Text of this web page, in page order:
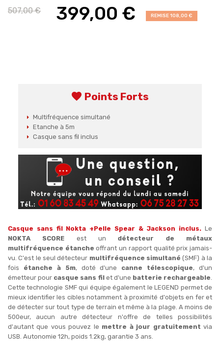
507,00 € 399,00 € REMISE 108,00 €
favorite Points Forts
Multifréquence simultané
Etanche à 5m
Casque sans fil inclus
Casque sans fil Nokta +Pelle Spear & Jackson inclus. Le
NOKTA SCORE est undétecteur de métaux
multifréquence étanche offrant un rapport qualité prix jamais-
vu. C'est le seul détecteur multifréquence simultané (SMF) à la
fois étanche à 5m, doté d'une canne télescopique, d'un
émetteur pour casque sans filet d'une batterie rechargeable
Cette technologie SMF qui équipe également le LEGEND permet de
mieux identifier les cibles notamment à proximité d'objets en fer et
de détecter sur tout type de terrain et même à la plage. A moins de
500eur, aucun autre détecteur n'offre de telles possibilités
d'autant que vous pouvez le mettre à jour gratuitement via
USB. Autonomie 12h, poids 1.2kg, garantie 3 ans.